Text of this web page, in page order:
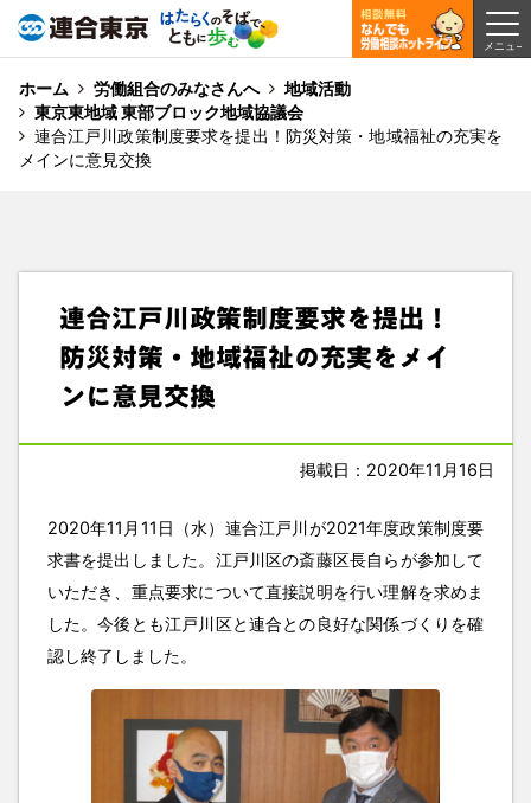
ホーム 労働組合のみなさんへ
地域活動
東京東地域 東部ブロック地域協議会
連合江戸川政策制度要求を提出！防災対策・地域福祉の充実を
メインに意見交換
連合江戸川政策制度要求を提出！
防災対策・地域福祉の充実をメイ
ンに意見交換
掲載日：2020年11月16日
2020年11月11日（水）連合江戸川が2021年度政策制度要
求書を提出しました。江戸川区の斎藤区長自らが参加して
いただき、重点要求について直接説明を行い理解を求めま
した。今後とも江戸川区と連合との良好な関係づくりを確
認し終了しました。